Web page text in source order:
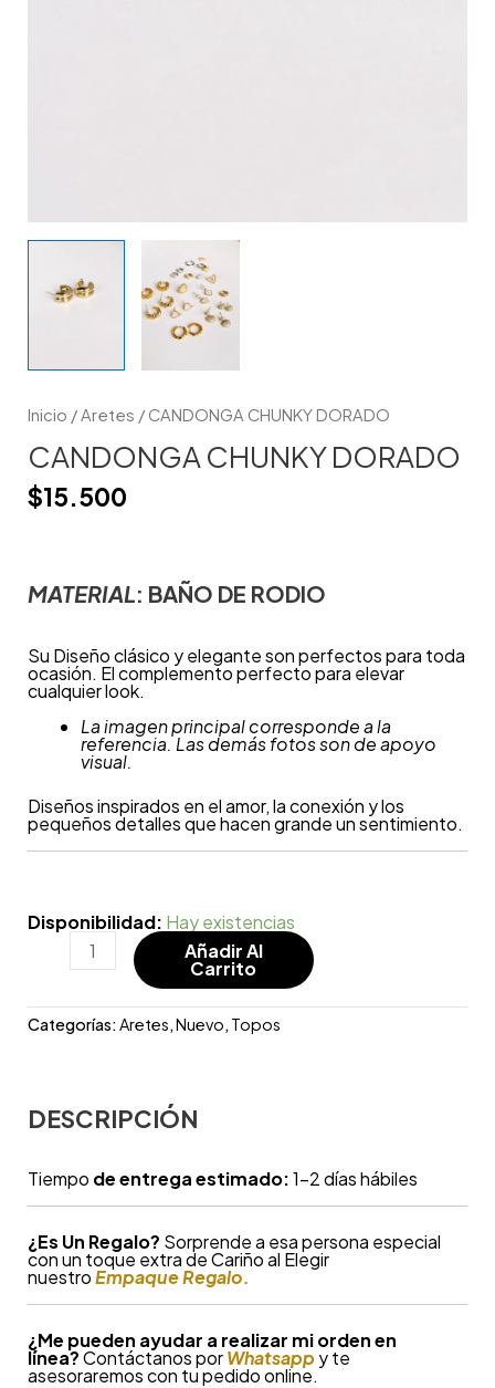
Inicio / Aretes / CANDONGA CHUNKY DORADO
CANDONGA CHUNKY DORADO
$15.500
MATERIAL: BAÑO DE RODIO
Su Diseño clásico y elegante son perfectos para toda
ocasión. El complemento perfecto para elevar
cualquier look.
La imagen principal corresponde a la
referencia. Las demás fotos son de apoyo
visual.
Diseños inspirados en el amor, la conexión y los
pequeños detalles que hacen grande un sentimiento.
Disponibilidad: Hay existencias
Añadir Al
Carrito
Categorías:Aretes,Nuevo, Topos
DESCRIPCIÓN
Tiempo de entrega estimado:1-2 días hábiles
¿Es Un Regalo? Sorprende a esa persona especial
con un toque extra de Cariño al Elegir
nuestroEmpaque Regalo.
¿Me pueden ayudar a realizar mi orden en
línea?Contáctanos por Whatsapp y te
asesoraremos con tu pedido online.